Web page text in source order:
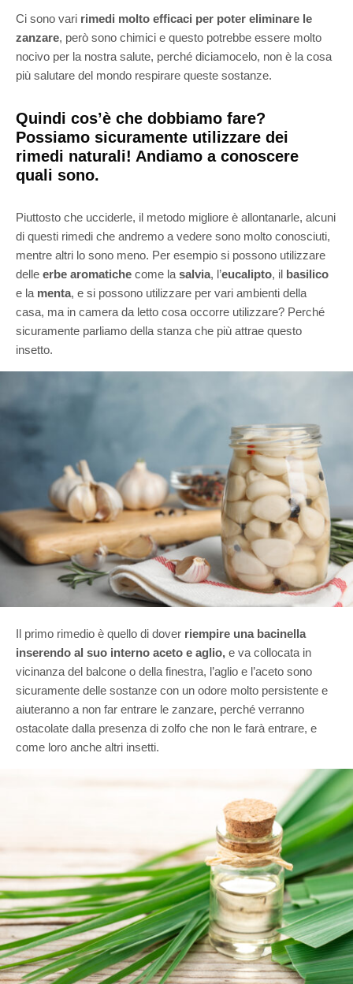
Ci sono vari rimedi molto efficaci per poter eliminare le
zanzare, però sono chimici e questo potrebbe essere molto
nocivo per la nostra salute, perché diciamocelo, non è la cosa
più salutare del mondo respirare queste sostanze.
Quindi cos’è che dobbiamo fare?
Possiamo sicuramente utilizzare dei
rimedi naturali! Andiamo a conoscere
quali sono.
Piuttosto che ucciderle, il metodo migliore è allontanarle, alcuni
di questi rimedi che andremo a vedere sono molto conosciuti,
mentre altri lo sono meno. Per esempio si possono utilizzare
delle erbe aromatiche come la salvia, l’eucalipto, il basilico
e la menta, e si possono utilizzare per vari ambienti della
casa, ma in camera da letto cosa occorre utilizzare? Perché
sicuramente parliamo della stanza che più attrae questo
insetto.
Il primo rimedio è quello di dover riempire una bacinella
inserendo al suo interno aceto e aglio, e va collocata in
vicinanza del balcone o della finestra, l’aglio e l’aceto sono
sicuramente delle sostanze con un odore molto persistente e
aiuteranno a non far entrare le zanzare, perché verranno
ostacolate dalla presenza di zolfo che non le farà entrare, e
come loro anche altri insetti.